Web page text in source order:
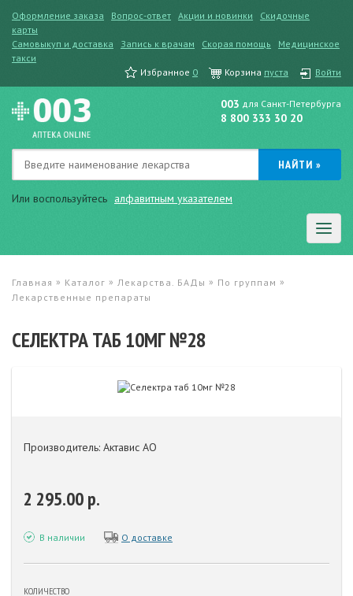
Оформление заказа Вопрос-ответ Акции и новинки
Скидочные
карты
Самовыкуп и доставка
Запись к врачам Скорая помощь
Медицинское
такси
Избранное 0 Корзина пуста Войти
Или воспользуйтесь алфавитным указателем
003 для Санкт-Петербурга
8 800 333 30 20
Главная » Каталог » Лекарства. БАДы » По группам »
Лекарственные препараты
СЕЛЕКТРА ТАБ 10МГ №28
Производитель: Актавис АО
2 295.00 р.
В наличии О доставке
КОЛИЧЕСТВО